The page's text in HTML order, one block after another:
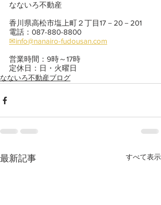
なないろ不動産
香川県高松市塩上町２丁目17－20－201
電話：087-880-8800
✉info@nanairo-fudousan.com
営業時間：9時～17時
定休日：日・火曜日
なないろ不動産ブログ
最新記事 すべて表示